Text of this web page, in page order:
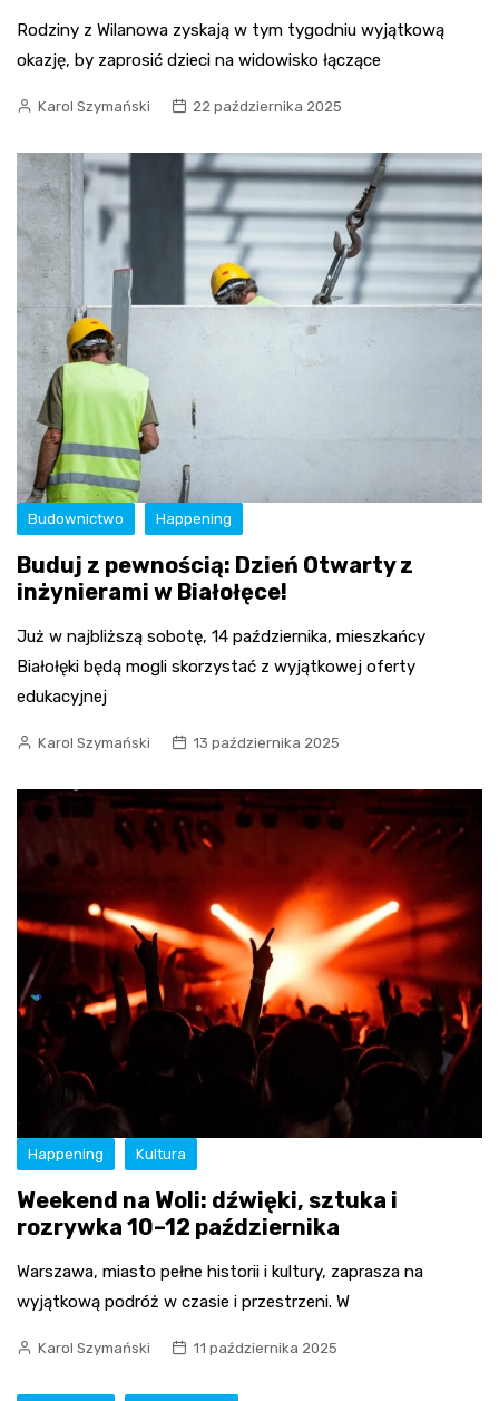
Rodziny z Wilanowa zyskają w tym tygodniu wyjątkową
okazję, by zaprosić dzieci na widowisko łączące
Karol Szymański 22 października 2025
Budownictwo Happening
Buduj z pewnością: Dzień Otwarty z
inżynierami w Białołęce!
Już w najbliższą sobotę, 14 października, mieszkańcy
Białołęki będą mogli skorzystać z wyjątkowej oferty
edukacyjnej
Karol Szymański 13 października 2025
Happening Kultura
Weekend na Woli: dźwięki, sztuka i
rozrywka 10–12 października
Warszawa, miasto pełne historii i kultury, zaprasza na
wyjątkową podróż w czasie i przestrzeni. W
Karol Szymański 11 października 2025